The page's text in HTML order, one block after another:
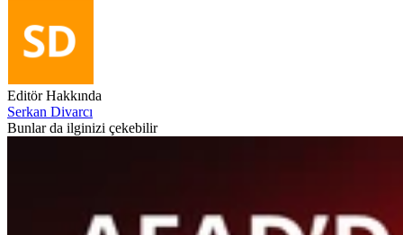
Editör Hakkında
Serkan Divarcı
Bunlar da ilginizi çekebilir